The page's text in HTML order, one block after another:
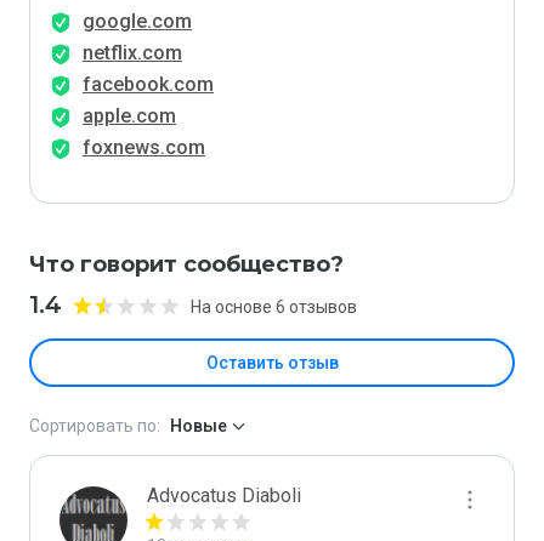
google.com
netflix.com
facebook.com
apple.com
foxnews.com
Что говорит сообщество?
1.4 На основе 6 отзывов
Оставить отзыв
Сортировать по: Новые
Advocatus Diaboli